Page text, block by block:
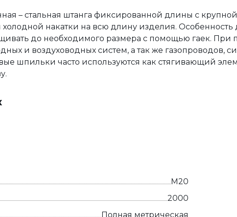
– стальная штанга фиксированной длины с
накатки на всю длину изделия. Особенность
до необходимого размера с помощью гаек.
и воздуховодных систем, а так же газопроводов,
шпильки часто используются как стягивающий
М20
2000
Полная метрическая